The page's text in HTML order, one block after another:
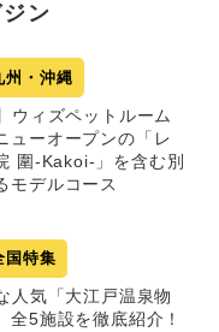
ン
州・沖縄
ウィズペットルーム
ューオープンの「レ
圍-Kakoi-」を含む別
モデルコース
国特集
人気「大江戸温泉物
全5施設を徹底紹介！